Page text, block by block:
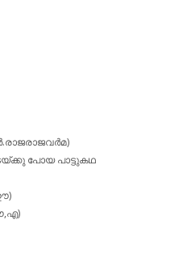
പോയ പാട്ടുകഥ